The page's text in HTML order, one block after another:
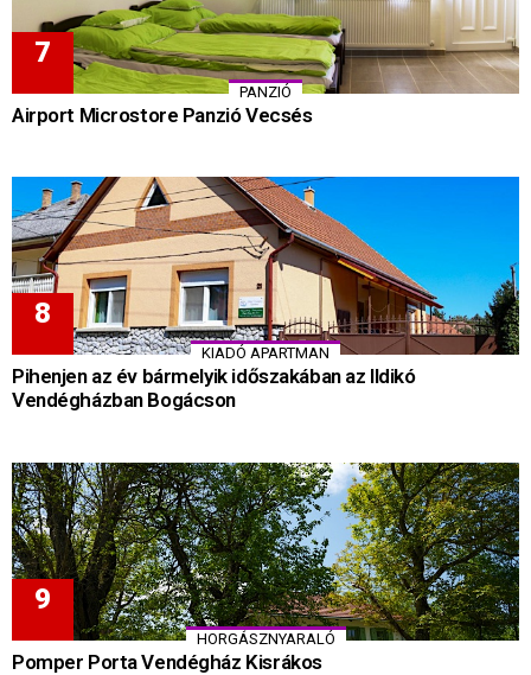
PANZIÓ
Airport Microstore Panzió Vecsés
KIADÓ APARTMAN
Pihenjen az év bármelyik időszakában az Ildikó
Vendégházban Bogácson
HORGÁSZNYARALÓ
Pomper Porta Vendégház Kisrákos